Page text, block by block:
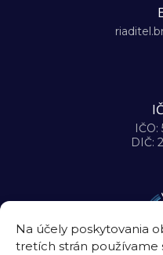
Na účely poskytovania
tretích strán používame
DIČ: